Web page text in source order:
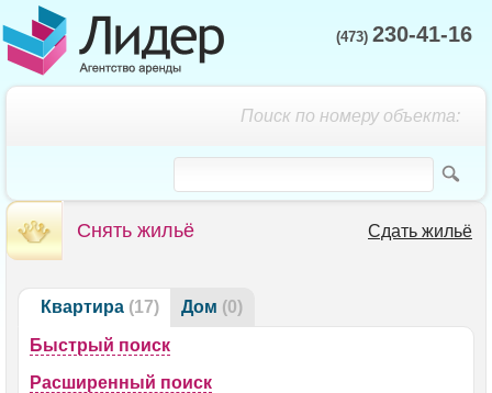
(473) 230-41-16
Поиск по номеру объекта:
Снять жильё Сдать жильё
Квартира (17) Дом (0)
Быстрый поиск
Расширенный поиск